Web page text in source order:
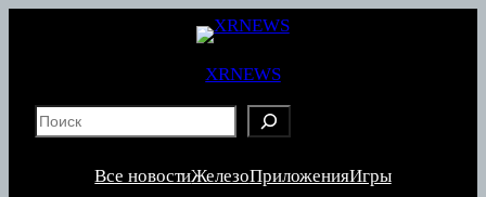
XRNEWS
Все новостиЖелезоПриложенияИгры